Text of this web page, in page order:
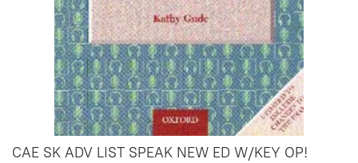
CAE SK ADV LIST SPEAK NEW ED W/KEY OP!